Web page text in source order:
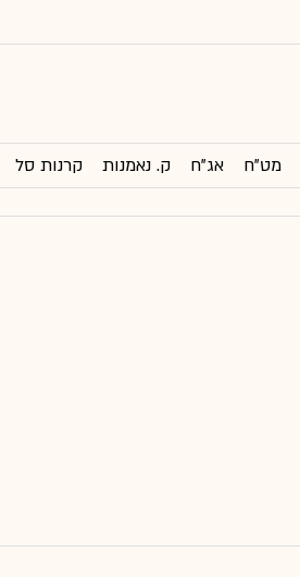
מט"ח אג"ח ק. נאמנות קרנות סל